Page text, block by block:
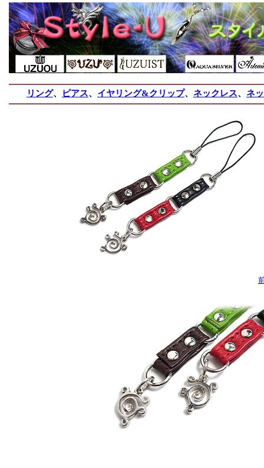
リング、 ピアス、 イヤリング&クリップ、 ネックレス、 ネ